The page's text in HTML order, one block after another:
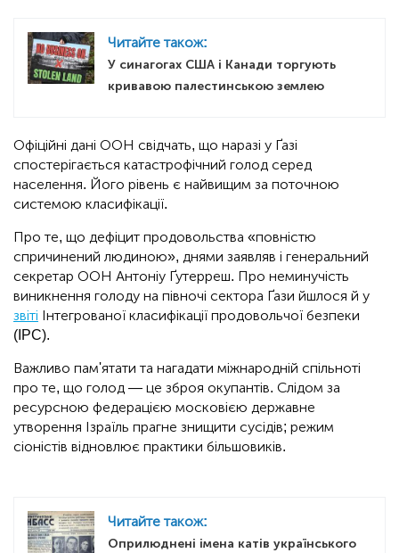
Читайте також:
У синагогах США і Канади торгують
кривавою палестинською землею
Офіційні дані ООН свідчать, що наразі у Ґазі
спостерігається катастрофічний голод серед
населення. Його рівень є найвищим за поточною
системою класифікації.
Про те, що дефіцит продовольства «повністю
спричинений людиною», днями заявляв і генеральний
секретар ООН Антоніу Ґутерреш. Про неминучість
виникнення голоду на півночі сектора Ґази йшлося й у
звіті Інтегрованої класифікації продовольчої безпеки
(IPC).
Важливо пам'ятати та нагадати міжнародній спільноті
про те, що голод — це зброя окупантів. Слідом за
ресурсною федерацією московією державне
утворення Ізраїль прагне знищити сусідів; режим
сіоністів відновлює практики більшовиків.
Читайте також:
Оприлюднені імена катів українського